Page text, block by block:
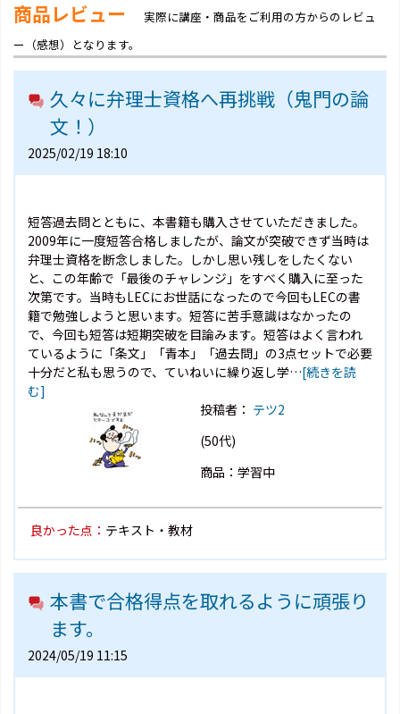
商品レビュー
実際に講座・商品をご利用の方からのレビュ
ー（感想）となります。
久々に弁理士資格へ再挑戦（鬼門の論
文！）
2025/02/19 18:10
短答過去問とともに、本書籍も購入させていただきました。
2009年に一度短答合格しましたが、論文が突破できず当時は
弁理士資格を断念しました。しかし思い残しをしたくない
と、この年齢で「最後のチャレンジ」をすべく購入に至った
次第です。当時もLECにお世話になったので今回もLECの書
籍で勉強しようと思います。短答に苦手意識はなかったの
で、今回も短答は短期突破を目論みます。短答はよく言われ
ているように「条文」「青本」「過去問」の3点セットで必要
十分だと私も思うので、ていねいに繰り返し学…[続きを読
む]
投稿者： テツ2
(50代)
商品：学習中
良かった点： テキスト・教材
本書で合格得点を取れるように頑張り
ます。
2024/05/19 11:15